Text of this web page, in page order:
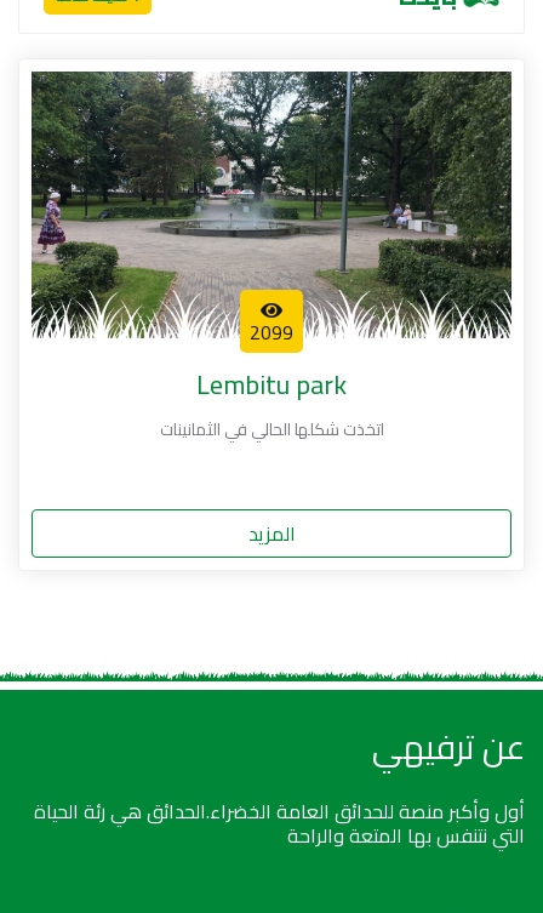
2099
Lembitu park
اتخذت شكلها الحالي في الثمانينات
المزيد
عن ترفيهي
أول وأكبر منصة للحدائق العامة الخضراء.الحدائق هي رئة الحياة
التي نتنفس بها المتعة والراحة